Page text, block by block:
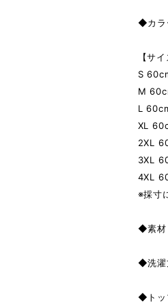
◆カ
【サ
S
M
L
XL
2XL
3XL
4XL
※採寸
◆素
◆洗濯
◆トッ